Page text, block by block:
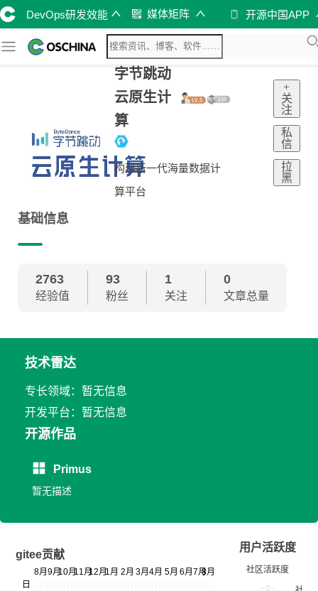
DevOps研发效能 媒体矩阵 开源中国APP
字节跳动
云原生计
算
构建新一代海量数据计
算平台
+
关
注
私
信
拉
黑
基础信息
2763
经验值
93
粉丝
1
关注
0
文章总量
技术雷达
专长领域：暂无信息
开发平台：暂无信息
开源作品
Primus
暂无描述
gitee贡献
用户活跃度